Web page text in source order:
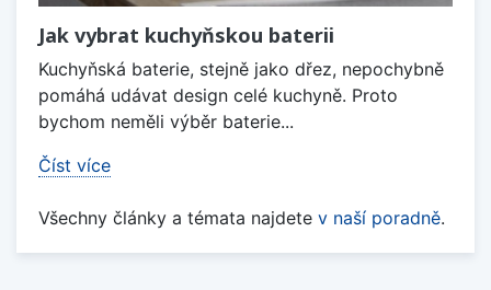
Jak vybrat kuchyňskou baterii
Kuchyňská baterie, stejně jako dřez, nepochybně
pomáhá udávat design celé kuchyně. Proto
bychom neměli výběr baterie...
Číst více
Všechny články a témata najdete v naší poradně.